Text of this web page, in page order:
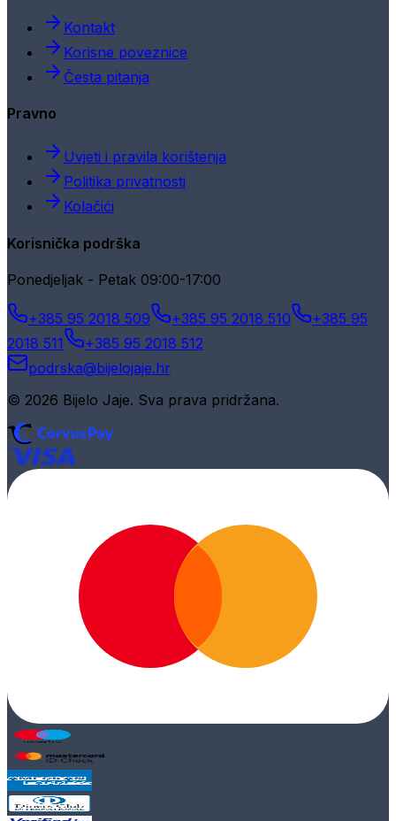
Kontakt
Korisne poveznice
Česta pitanja
Pravno
Uvjeti i pravila korištenja
Politika privatnosti
Kolačići
Korisnička podrška
Ponedjeljak - Petak 09:00-17:00
+385 95 2018 509 +385 95 2018 510
+385 95
2018 511
+385 95 2018 512
podrska@bijelojaje.hr
© 2026 Bijelo Jaje. Sva prava pridržana.